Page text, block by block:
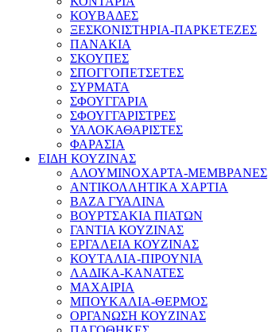
ΚΟΥΒΑΔΕΣ
ΞΕΣΚΟΝΙΣΤΗΡΙΑ-ΠΑΡΚΕΤΕΖΕΣ
ΠΑΝΑΚΙΑ
ΣΚΟΥΠΕΣ
ΣΠΟΓΓΟΠΕΤΣΕΤΕΣ
ΣΥΡΜΑΤΑ
ΣΦΟΥΓΓΑΡΙΑ
ΣΦΟΥΓΓΑΡΙΣΤΡΕΣ
ΥΑΛΟΚΑΘΑΡΙΣΤΕΣ
ΦΑΡΑΣΙΑ
ΕΙΔΗ ΚΟΥΖΙΝΑΣ
ΑΛΟΥΜΙΝΟΧΑΡΤΑ-ΜΕΜΒΡΑΝΕΣ
ΑΝΤΙΚΟΛΛΗΤΙΚΑ ΧΑΡΤΙΑ
ΒΑΖΑ ΓΥΑΛΙΝΑ
ΒΟΥΡΤΣΑΚΙΑ ΠΙΑΤΩΝ
ΓΑΝΤΙΑ ΚΟΥΖΙΝΑΣ
ΕΡΓΑΛΕΙΑ ΚΟΥΖΙΝΑΣ
ΚΟΥΤΑΛΙΑ-ΠΙΡΟΥΝΙΑ
ΛΑΔΙΚΑ-ΚΑΝΑΤΕΣ
ΜΑΧΑΙΡΙΑ
ΜΠΟΥΚΑΛΙΑ-ΘΕΡΜΟΣ
ΟΡΓΑΝΩΣΗ ΚΟΥΖΙΝΑΣ